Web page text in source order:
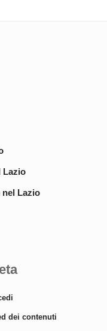
Lazio
nel Lazio
dei contenuti